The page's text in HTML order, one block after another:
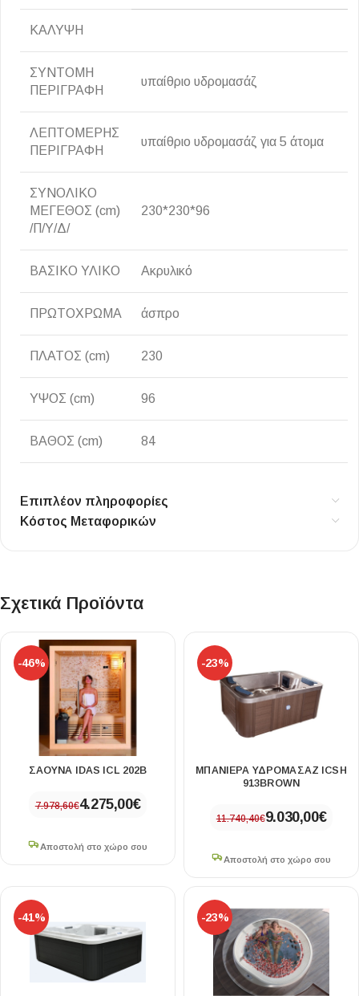
ΚΑΛΥΨΗ
ΣΥΝΤΟΜΗ
ΠΕΡΙΓΡΑΦΗ
υπαίθριο υδρομασάζ
ΛΕΠΤΟΜΕΡΗΣ
ΠΕΡΙΓΡΑΦΗ
υπαίθριο υδρομασάζ για 5 άτομα
ΣΥΝΟΛΙΚΟ
ΜΕΓΕΘΟΣ (cm)
/Π/Υ/Δ/
230*230*96
ΒΑΣΙΚΟ ΥΛΙΚΟ Ακρυλικό
ΠΡΩΤΟΧΡΩΜΑ άσπρο
ΠΛΑΤΟΣ (cm) 230
ΥΨΟΣ (cm) 96
ΒΑΘΟΣ (cm) 84
Επιπλέον πληροφορίες
Κόστος Μεταφορικών
Σχετικά Προϊόντα
-46%
ΣΆΟΥΝΑ IDAS ICL 202B
7.978,60€4.275,00€
Αποστολή στο χώρο σου
-23%
ΜΠΑΝΙΈΡΑ ΥΔΡΟΜΑΣΆΖ ICSH
913BROWN
11.740,40€9.030,00€
Αποστολή στο χώρο σου
-41% -23%